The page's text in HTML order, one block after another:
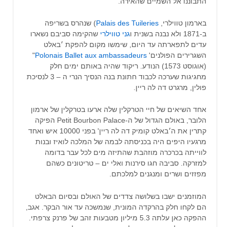
בארמון טווילרי, Palais des Tuileries) שנהרס בשריפה
ב-1871 ולא נבנה בשנית ו
גני טווילרי שהקימה סביבם נשארו
עדים לתפארתה עד היום, שימשו מקום להפקת ׳באלט
השגרירים הפולנים' Polonais Ballet aux ambassadeurs
"
(אוגוסט 1573) הנודע. ריקוד שהיה באותם ימים חלק
מחגיגות שערכה לכבוד חתונת בנה הנסיך הנרי ה – 3 לנסיכת
פולין, מרגרט דה לה ריין.
אחד השיאים של חיי הטרקלין שלה ארעו בטרקלין של ארמון
הלובר, באולם הגדול של ה-Petit Bourbon Palace הפיקה
קתרין את ה׳באלט קומיק דה לה ריין' בפני 10000 איש ואחד
מרגעיו היפים היה בכניסתה לבמה של המלכה לואיז ובנות
לווייתה בכרכרה מוזהבת שהתיזה מים לכל עבר בדומה
למזרקה. סביבה חגו סירנות ואלי ים – טריטונים כשהם
מפזזים ושרים ומנגנים למלכתם.
המוזמנים ישבו בשלושה צדדים של האולם ובסיום הבאלט
הם לקחו חלק בהרקדה המונית, שנמשכה עד אור הבקר. אגב,
ההפקה כאן עלתה 5.3 מיליון מטבעות זהב של פרנק צרפתי.